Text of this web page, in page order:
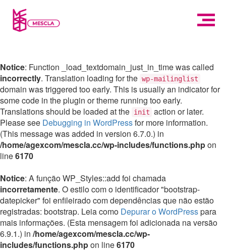
Notice: Function _load_textdomain_just_in_time was called
incorrectly. Translation loading for the wp-mailinglist
domain was triggered too early. This is usually an indicator for
some code in the plugin or theme running too early.
Translations should be loaded at the init action or later.
Please see Debugging in WordPressfor more information.
(This message was added in version 6.7.0.) in
/home/agexcom/mescla.cc/wp-includes/functions.phpon
line6170
Notice: A função WP_Styles::add foi chamada
incorretamente. O estilo com o identificador "bootstrap-
datepicker" foi enfileirado com dependências que não estão
registradas: bootstrap. Leia como Depurar o WordPresspara
mais informações. (Esta mensagem foi adicionada na versão
6.9.1.) in /home/agexcom/mescla.cc/wp-
includes/functions.phpon line6170